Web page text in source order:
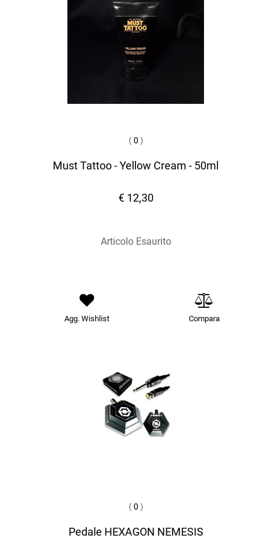
(0 )
Must Tattoo - Yellow Cream - 50ml
€ 12,30
Articolo Esaurito
Agg. Wishlist Compara
(0 )
Pedale HEXAGON NEMESIS